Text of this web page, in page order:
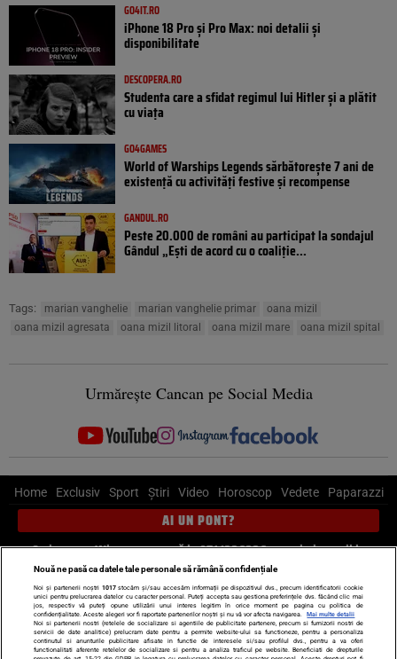
GO4IT.RO
iPhone 18 Pro și Pro Max: noi detalii și
disponibilitate
DESCOPERA.RO
Studenta care a sfidat regimul lui Hitler și a plătit
cu viața
GO4GAMES
World of Warships Legends sărbătorește 7 ani de
existență cu activități festive și recompense
GANDUL.RO
Peste 20.000 de români au participat la sondajul
Gândul „Ești de acord cu o coaliție...
Tags: marian vanghelie marian vanghelie primar
oana mizil
oana mizil agresata
oana mizil litoral oana mizil mare oana mizil spital
Urmărește Cancan pe Social Media
Home Exclusiv Sport Știri Video Horoscop Vedete Paparazzi
AI UN PONT?
Scrie-ne pe Whatsapp, sună la 0741226226 sau trimite mail la
pont@cancan.ro
Știri interne Știri externe
Politică
Ultimele stiri
Diete Insula Iubirii Dictionar de vise
LIFE STYLE
Nouă ne pasă ca datele tale personale să rămână confidențiale
Noi și partenerii noștri 1017stocăm și/sau accesăm informații pe dispozitivul dvs., precum identificatorii cookie
unici pentru prelucrarea datelor cu caracter personal. Puteți accepta sau gestiona preferințele dvs. făcând clic mai
jos, respectiv vă puteți opune utilizării unui interes legitim în orice moment pe pagina cu politica de
confidențialitate. Aceste alegeri vor fi raportate partenerilor noștri și nu vă vor afecta navigarea.
Mai multe detalii
Noi si partenerii nostri (retelele de socializare si agentiile de publicitate partenere, precum si furnizorii nostri de
servicii de date analitice) prelucram date pentru a permite website-ului sa functioneze, pentru a personaliza
continutul si anunturile publicitare afisate in functie de interesele si/sau profilul dvs., pentru a va oferi
functionalitati aferente retelelor de socializare si pentru a analiza traficul pe website. Beneficiati de drepturile